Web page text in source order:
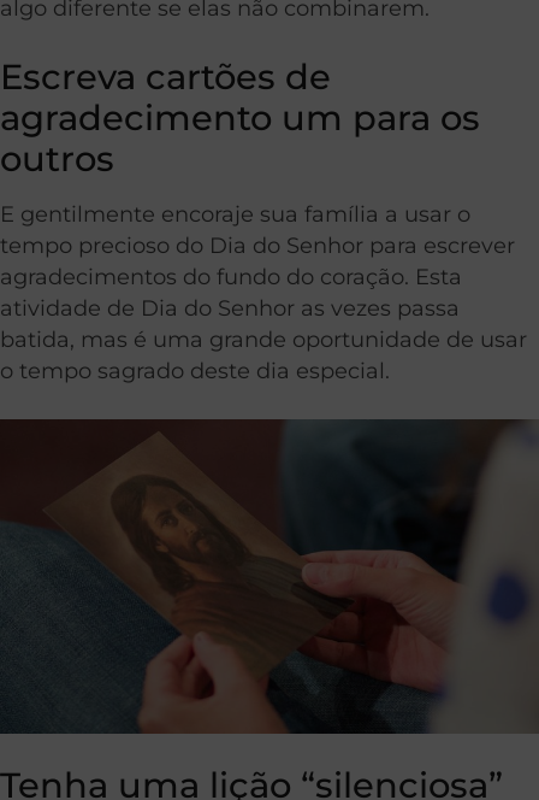
algo diferente se elas não combinarem.
Escreva cartões de
agradecimento um para os
outros
E gentilmente encoraje sua família a usar o
tempo precioso do Dia do Senhor para escrever
agradecimentos do fundo do coração. Esta
atividade de Dia do Senhor as vezes passa
batida, mas é uma grande oportunidade de usar
o tempo sagrado deste dia especial.
Tenha uma lição “silenciosa”